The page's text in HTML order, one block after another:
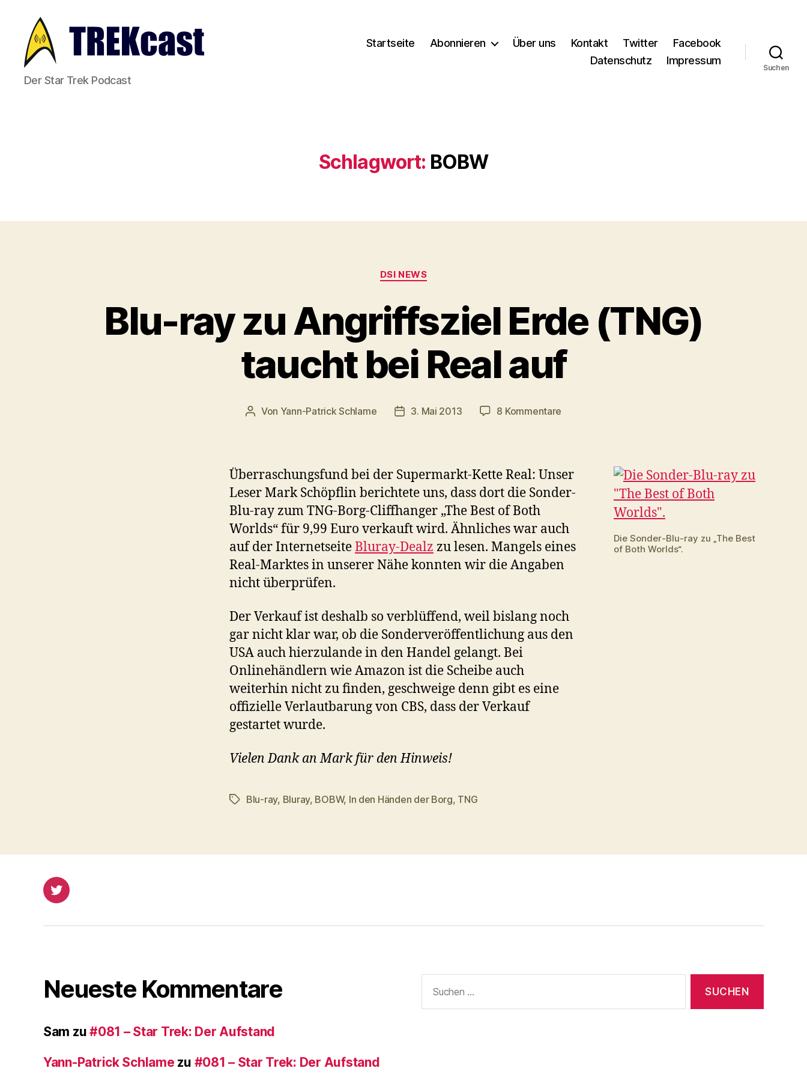
Trekcast
Der Star Trek Podcast
Startseite Abonnieren Über uns Kontakt Twitter
Facebook
Datenschutz
Impressum
Suchen
Schlagwort: BOBW
Kategorien
DSI NEWS
Blu-ray zu Angriffsziel Erde (TNG)
taucht bei Real auf
Beitragsautor
Von Yann-Patrick Schlame Veröffentlichungsdatum
3. Mai 2013 8 Kommentare
Erde
(TNG)
bei
auf
Die Sonder-Blu-ray zu „The Best
of Both Worlds“.
Überraschungsfund bei der Supermarkt-Kette Real: Unser
Leser Mark Schöpflin berichtete uns, dass dort die Sonder-
Blu-ray zum TNG-Borg-Cliffhanger „The Best of Both
Worlds“ für 9,99 Euro verkauft wird. Ähnliches war auch
auf der InternetseiteBluray-Dealz zu lesen. Mangels eines
Real-Marktes in unserer Nähe konnten wir die Angaben
nicht überprüfen.
Der Verkauf ist deshalb so verblüffend, weil bislang noch
gar nicht klar war, ob die Sonderveröffentlichung aus den
USA auch hierzulande in den Handel gelangt. Bei
Onlinehändlern wie Amazon ist die Scheibe auch
weiterhin nicht zu finden, geschweige denn gibt es eine
offizielle Verlautbarung von CBS, dass der Verkauf
gestartet wurde.
Vielen Dank an Mark für den Hinweis!
Schlagwörter
Blu-ray, Bluray, BOBW, In den Händen der Borg, TNG
Twitter
Neueste Kommentare
Sam zu#081 – Star Trek: Der Aufstand
Yann-Patrick Schlame zu #081 – Star Trek: Der Aufstand
nach: